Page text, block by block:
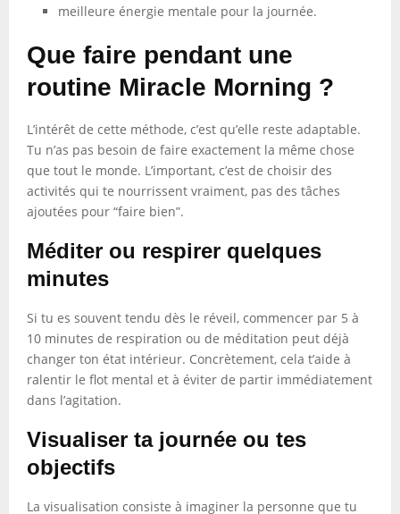
meilleure énergie mentale pour la journée.
Que faire pendant une
routine Miracle Morning ?
L’intérêt de cette méthode, c’est qu’elle reste adaptable.
Tu n’as pas besoin de faire exactement la même chose
que tout le monde. L’important, c’est de choisir des
activités qui te nourrissent vraiment, pas des tâches
ajoutées pour “faire bien”.
Méditer ou respirer quelques
minutes
Si tu es souvent tendu dès le réveil, commencer par 5 à
10 minutes de respiration ou de méditation peut déjà
changer ton état intérieur. Concrètement, cela t’aide à
ralentir le flot mental et à éviter de partir immédiatement
dans l’agitation.
Visualiser ta journée ou tes
objectifs
La visualisation consiste à imaginer la personne que tu